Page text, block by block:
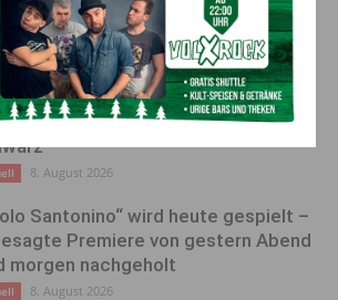
im 106. Lebensjahr verstorben
8. August 2026
für 50 Jahre Chorleitung:
Lorbeer in Gold für Herwig
8. August 2026
Santonino“ wird heute gespielt –
Premiere von gestern Abend
morgen nachgeholt
8. August 2026